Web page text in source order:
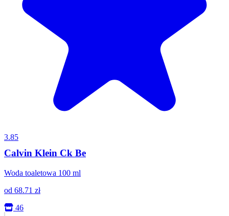
3.85
Calvin Klein Ck Be
Woda toaletowa 100 ml
od 68.71 zł
46